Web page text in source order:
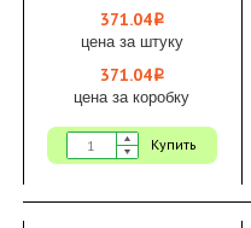
переносной 1/20
371.04i
цена за штуку
371.04i
цена за коробку
Купить